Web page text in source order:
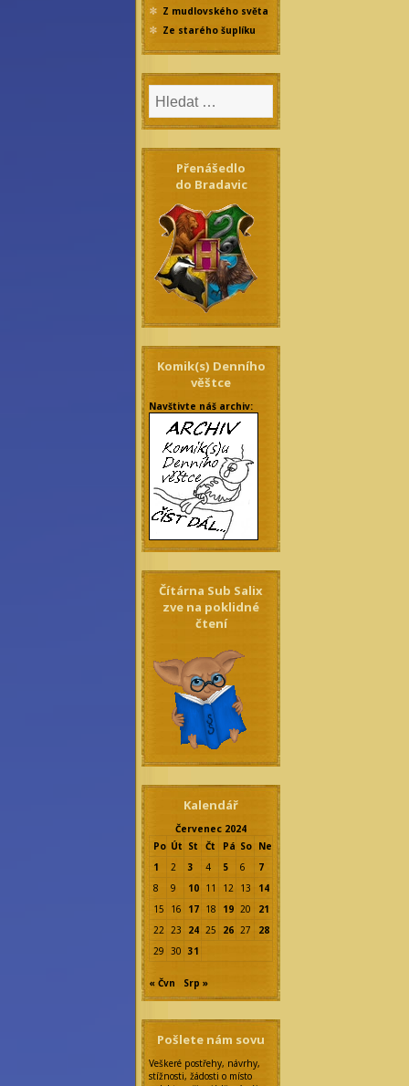
Z mudlovského světa
Ze starého šuplíku
Přenášedlo
do Bradavic
Komik(s) Denního
věštce
Navštivte náš archiv:
Čítárna Sub Salix
zve na poklidné
čtení
Kalendář
Červenec 2024
Po Út St Čt Pá So Ne
1
2 3 4 5 6
7
8
9 10 11 12 13
14
15
16 17 18 19 20
21
22 23 24 25 26 27
28
29 30 31
« Čvn Srp »
Pošlete nám sovu
Veškeré postřehy, návrhy,
stížnosti, žádosti o místo